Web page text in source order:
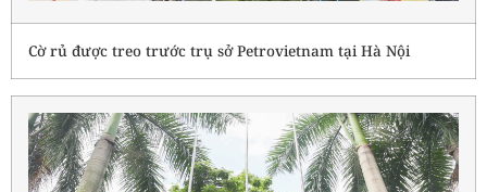
Cờ rủ được treo trước trụ sở Petrovietnam tại Hà Nội